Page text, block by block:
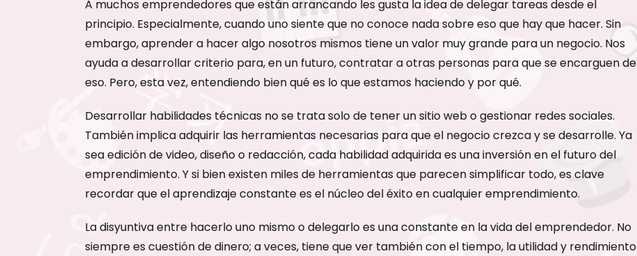
A muchos emprendedores que están arrancando les gusta la idea de delegar tareas desde el
principio. Especialmente, cuando uno siente que no conoce nada sobre eso que hay que hacer. Sin
embargo, aprender a hacer algo nosotros mismos tiene un valor muy grande para un negocio. Nos
ayuda a desarrollar criterio para, en un futuro, contratar a otras personas para que se encarguen de
eso. Pero, esta vez, entendiendo bien qué es lo que estamos haciendo y por qué.
Desarrollar habilidades técnicas no se trata solo de tener un sitio web o gestionar redes sociales.
También implica adquirir las herramientas necesarias para que el negocio crezca y se desarrolle. Ya
sea edición de video, diseño o redacción, cada habilidad adquirida es una inversión en el futuro del
emprendimiento. Y si bien existen miles de herramientas que parecen simplificar todo, es clave
recordar que el aprendizaje constante es el núcleo del éxito en cualquier emprendimiento.
La disyuntiva entre hacerlo uno mismo o delegarlo es una constante en la vida del emprendedor. No
siempre es cuestión de dinero; a veces, tiene que ver también con el tiempo, la utilidad y rendimiento